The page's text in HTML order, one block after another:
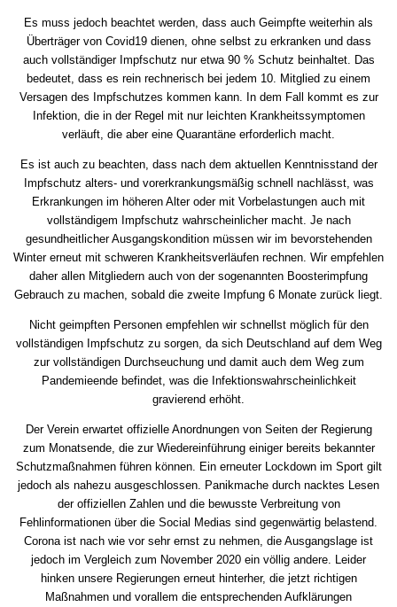
Es muss jedoch beachtet werden, dass auch Geimpfte weiterhin als
Überträger von Covid19 dienen, ohne selbst zu erkranken und dass
auch vollständiger Impfschutz nur etwa 90 % Schutz beinhaltet. Das
bedeutet, dass es rein rechnerisch bei jedem 10. Mitglied zu einem
Versagen des Impfschutzes kommen kann. In dem Fall kommt es zur
Infektion, die in der Regel mit nur leichten Krankheitssymptomen
verläuft, die aber eine Quarantäne erforderlich macht.
Es ist auch zu beachten, dass nach dem aktuellen Kenntnisstand der
Impfschutz alters- und vorerkrankungsmäßig schnell nachlässt, was
Erkrankungen im höheren Alter oder mit Vorbelastungen auch mit
vollständigem Impfschutz wahrscheinlicher macht. Je nach
gesundheitlicher Ausgangskondition müssen wir im bevorstehenden
Winter erneut mit schweren Krankheitsverläufen rechnen. Wir empfehlen
daher allen Mitgliedern auch von der sogenannten Boosterimpfung
Gebrauch zu machen, sobald die zweite Impfung 6 Monate zurück liegt.
Nicht geimpften Personen empfehlen wir schnellst möglich für den
vollständigen Impfschutz zu sorgen, da sich Deutschland auf dem Weg
zur vollständigen Durchseuchung und damit auch dem Weg zum
Pandemieende befindet, was die Infektionswahrscheinlichkeit
gravierend erhöht.
Der Verein erwartet offizielle Anordnungen von Seiten der Regierung
zum Monatsende, die zur Wiedereinführung einiger bereits bekannter
Schutzmaßnahmen führen können. Ein erneuter Lockdown im Sport gilt
jedoch als nahezu ausgeschlossen. Panikmache durch nacktes Lesen
der offiziellen Zahlen und die bewusste Verbreitung von
Fehlinformationen über die Social Medias sind gegenwärtig belastend.
Corona ist nach wie vor sehr ernst zu nehmen, die Ausgangslage ist
jedoch im Vergleich zum November 2020 ein völlig andere. Leider
hinken unsere Regierungen erneut hinterher, die jetzt richtigen
Maßnahmen und vorallem die entsprechenden Aufklärungen